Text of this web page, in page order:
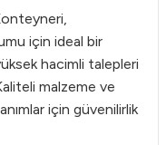
için ideal bir
hacimli talepleri
malzeme ve
için güvenilirlik